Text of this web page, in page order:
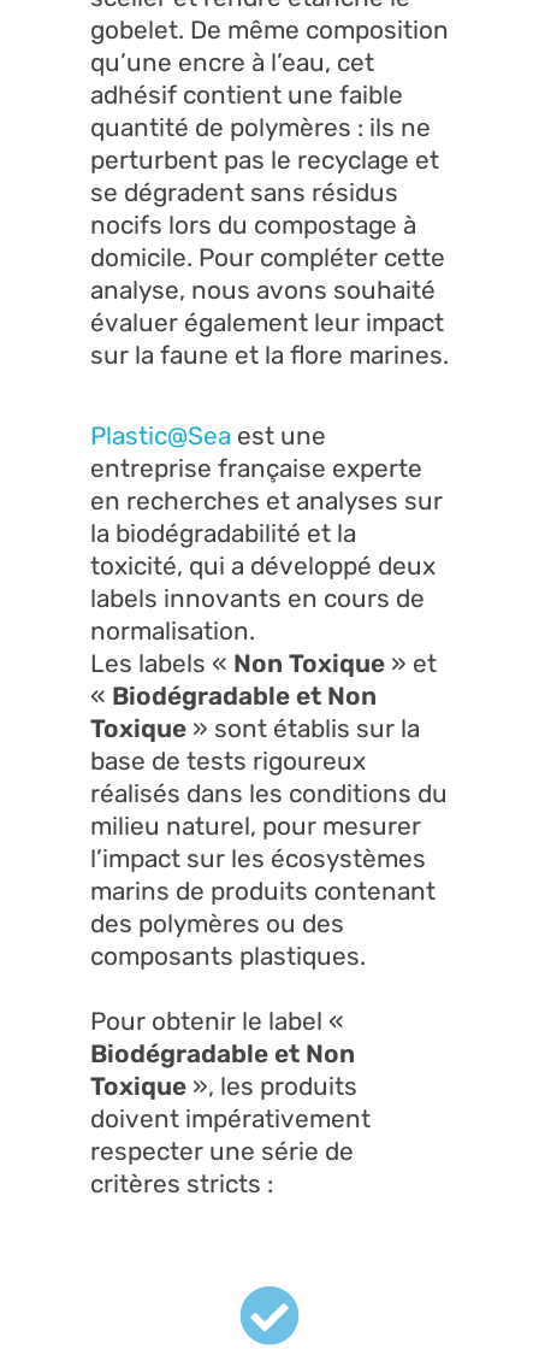
gobelet. De même composition
qu’une encre à l’eau, cet
adhésif contient une faible
quantité de polymères : ils ne
perturbent pas le recyclage et
se dégradent sans résidus
nocifs lors du compostage à
domicile. Pour compléter cette
analyse, nous avons souhaité
évaluer également leur impact
sur la faune et la flore marines.
Plastic@Sea est une
entreprise française experte
en recherches et analyses sur
la biodégradabilité et la
toxicité, qui a développé deux
labels innovants en cours de
normalisation.
Les labels « Non Toxique » et
« Biodégradable et Non
Toxique » sont établis sur la
base de tests rigoureux
réalisés dans les conditions du
milieu naturel, pour mesurer
l’impact sur les écosystèmes
marins de produits contenant
des polymères ou des
composants plastiques.
Pour obtenir le label «
Biodégradable et Non
Toxique », les produits
doivent impérativement
respecter une série de
critères stricts :